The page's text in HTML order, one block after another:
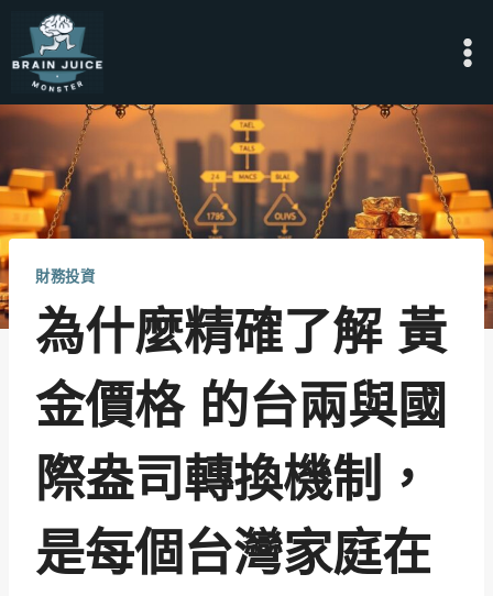
Skip
content
財務投資
為什麼精確了解 黃
金價格 的台兩與國
際盎司轉換機制，
是每個台灣家庭在